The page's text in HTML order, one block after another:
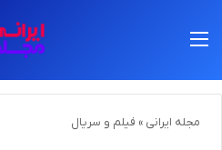
مجله ایرانی » فیلم و سریال